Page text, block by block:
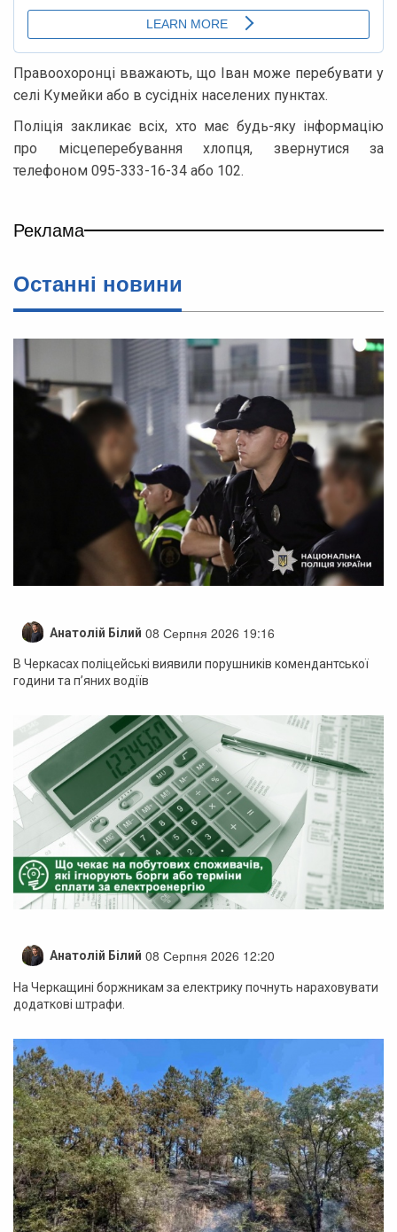
Правоохоронці вважають, що Іван може перебувати у
селі Кумейки або в сусідніх населених пунктах.
Поліція закликає всіх, хто має будь-яку інформацію
про місцеперебування хлопця, звернутися за
телефоном 095-333-16-34 або 102.
Реклама
Останні новини
Анатолій Білий 08 Серпня 2026 19:16
В Черкасах поліцейські виявили порушників комендантської
години та п’яних водіїв
Анатолій Білий 08 Серпня 2026 12:20
На Черкащині боржникам за електрику почнуть нараховувати
додаткові штрафи.